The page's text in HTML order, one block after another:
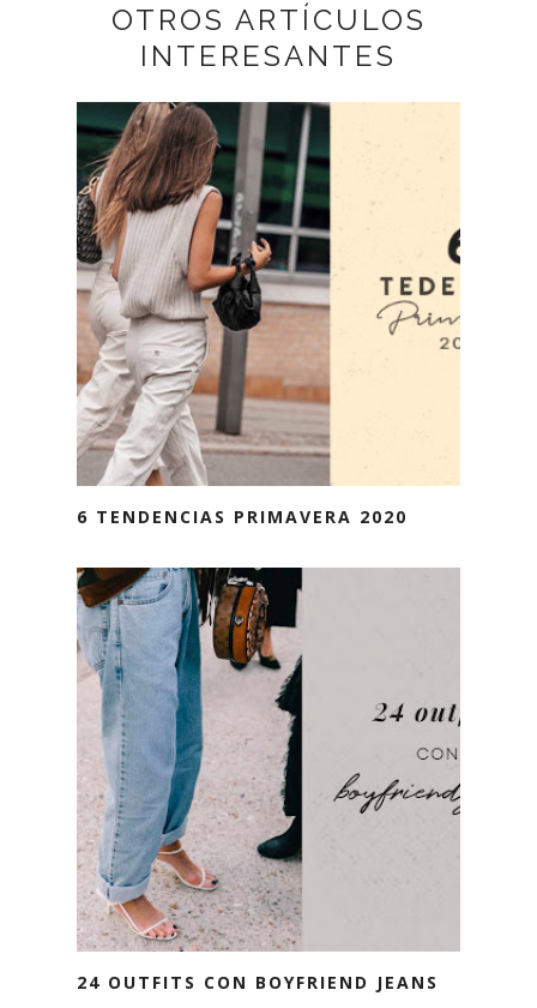
OTROS ARTÍCULOS
INTERESANTES
6 TENDENCIAS PRIMAVERA 2020
24 OUTFITS CON BOYFRIEND JEANS